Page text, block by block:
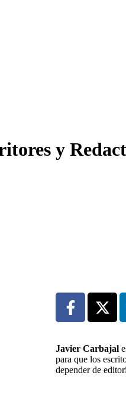
y
Javier Carbajal
para que los
depender de